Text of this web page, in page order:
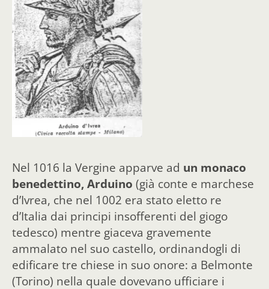
Nel 1016 la Vergine apparve ad un monaco
benedettino, Arduino (già conte e marchese
d’Ivrea, che nel 1002 era stato eletto re
d’Italia dai principi insofferenti del giogo
tedesco) mentre giaceva gravemente
ammalato nel suo castello, ordinandogli di
edificare tre chiese in suo onore: a Belmonte
(Torino) nella quale dovevano ufficiare i